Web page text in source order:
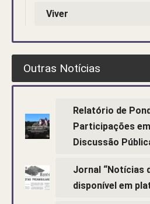
Viver
Outras Notícias
Relatório de
Participações
Discussão
Jornal “Notícias
disponível em